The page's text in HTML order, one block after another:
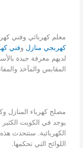
معلم كهربائي وفني
كهربجي منازل وفني
لديهم معرفة جيدة
المقابس والمآخذ
مصلح كهرباء المنازل
يوجد في الكويت الكثير
الكهربائية. ستتحدث
اللوائح التي تحكمها.